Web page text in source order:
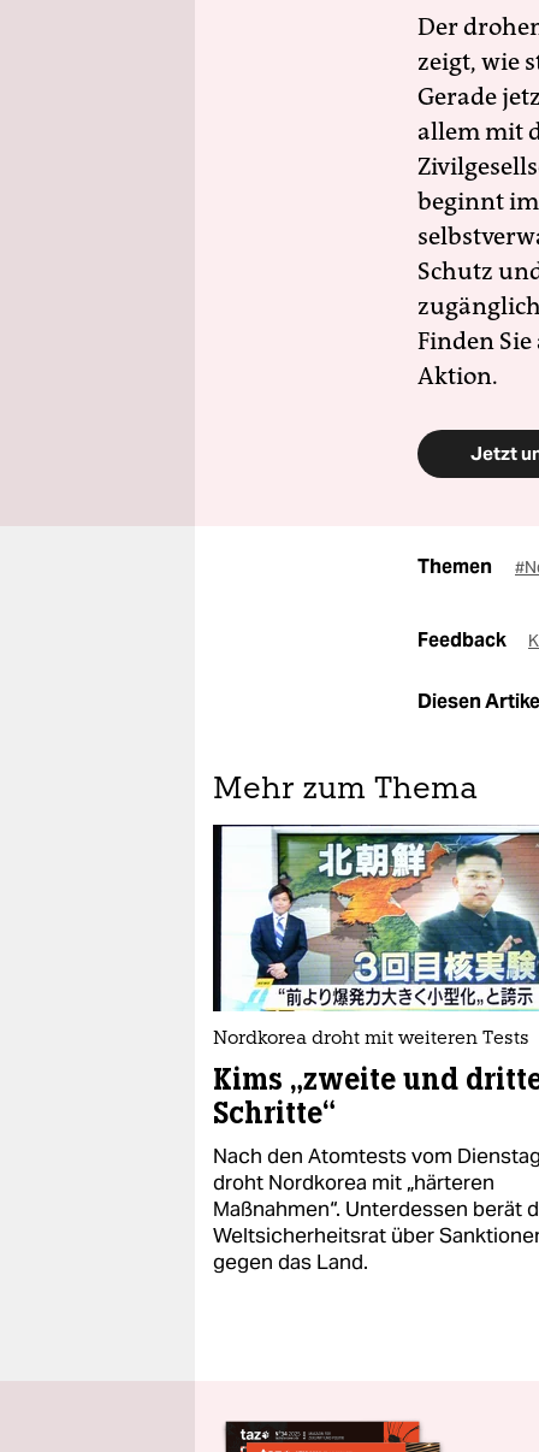
Der
zeigt, wie
Gerade
allem mit
beginnt
Schutz
Finden
Aktion.
Jetzt
Themen
Feedback
Diesen
Mehr zum Thema
Nordkorea droht mit weiteren Tests
Kims „zweite und
Schritte“
Nach den Atomtests vom Dienstag
droht Nordkorea mit „härteren
Maßnahmen“. Unterdessen berät
Weltsicherheitsrat über
gegen das Land.